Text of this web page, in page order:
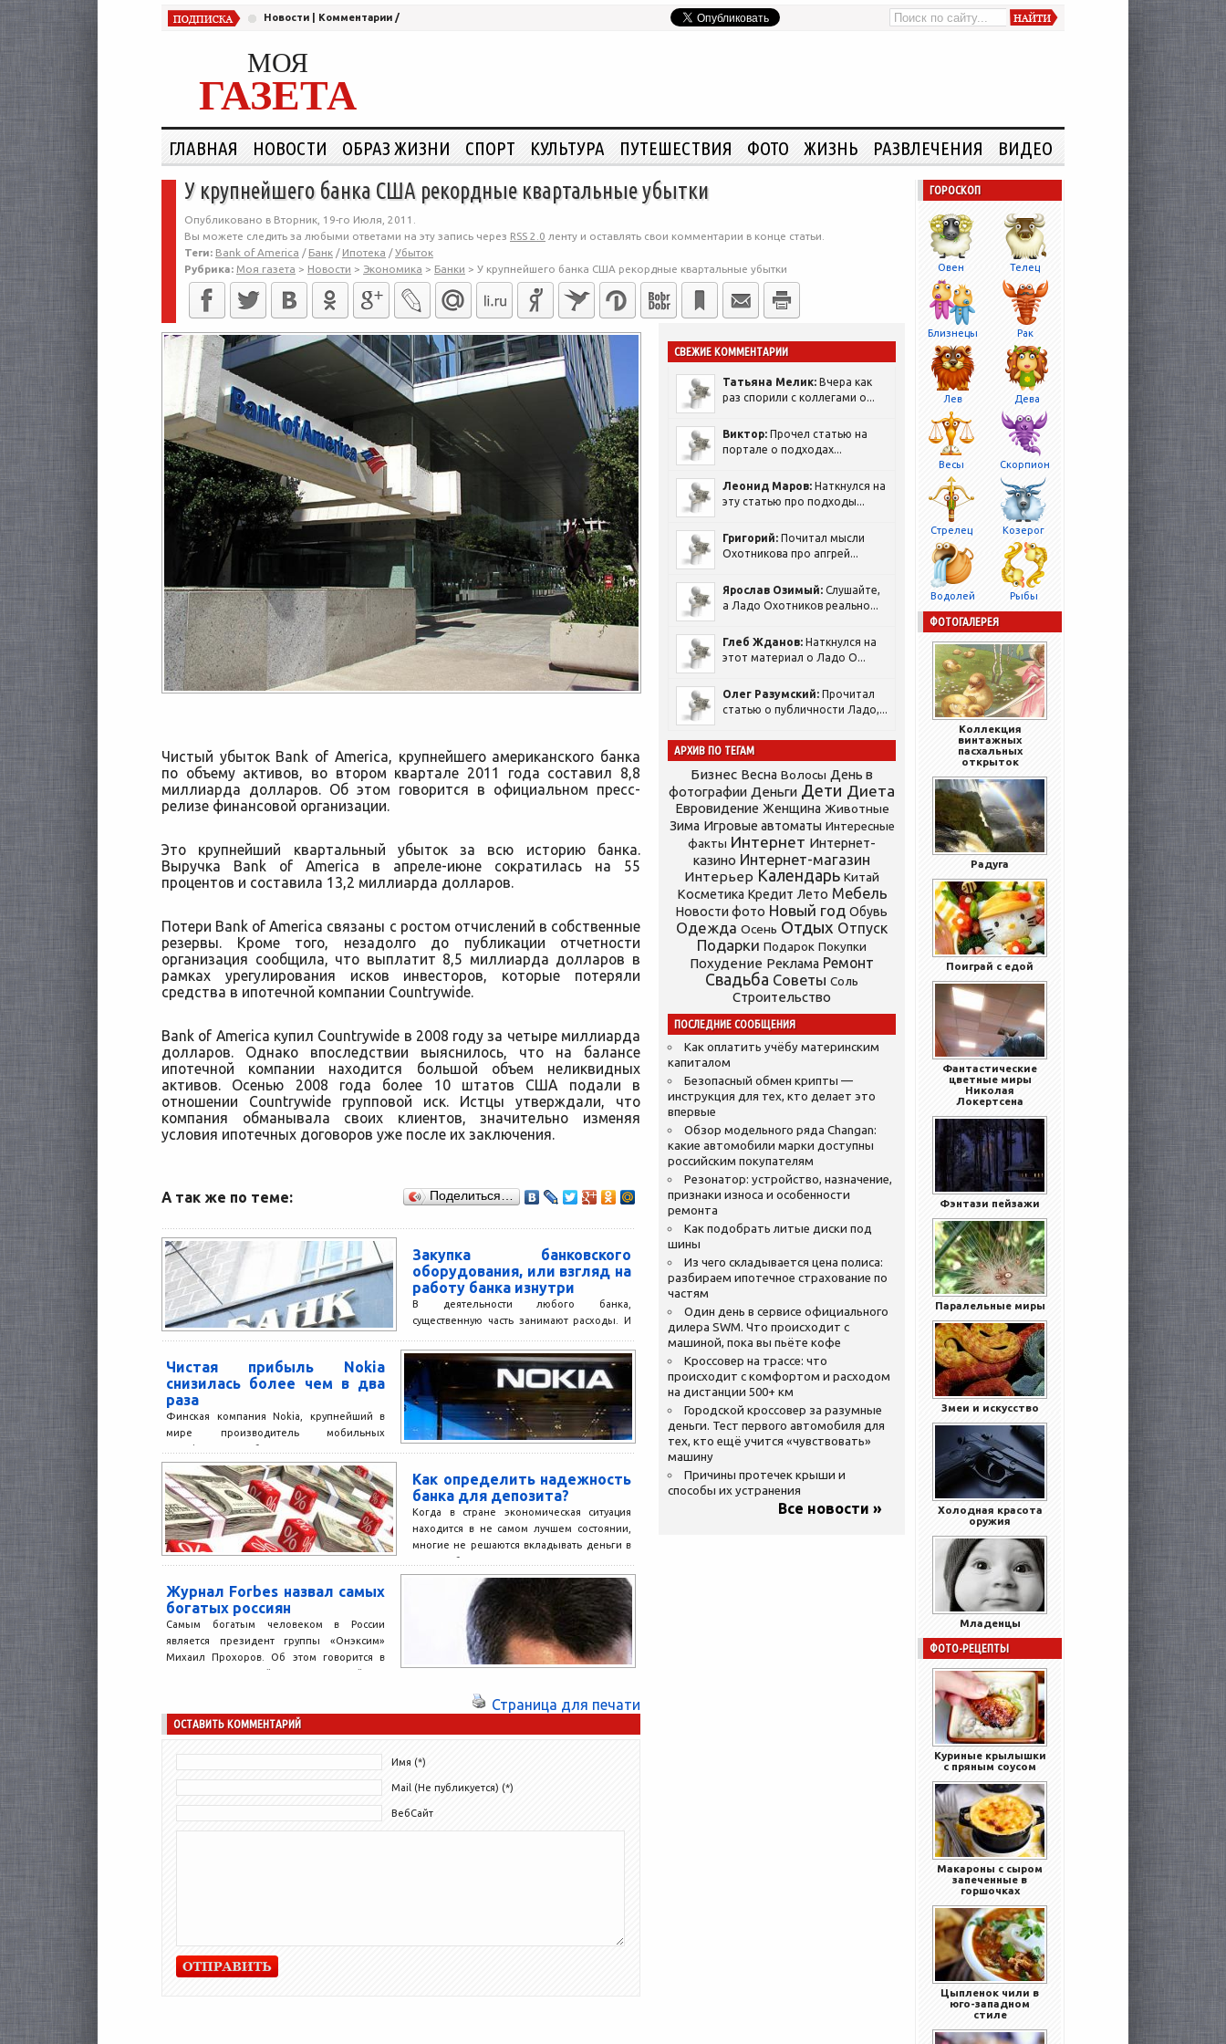
Новости Комментарии /
МОЯ
ГАЗЕТА
ГЛАВНАЯ НОВОСТИ ОБРАЗ ЖИЗНИ СПОРТ КУЛЬТУРА ПУТЕШЕСТВИЯ ФОТО ЖИЗНЬ РАЗВЛЕЧЕНИЯ ВИДЕО
У крупнейшего банка США рекордные квартальные убытки
Опубликовано в Вторник, 19-го Июля, 2011.
Вы можете следить за любыми ответами на эту запись через RSS 2.0 ленту и оставлять свои комментарии в конце статьи.
Теги: Bank of America / Банк / Ипотека /Убыток
Рубрика: Моя газета > Новости > Экономика > Банки > У крупнейшего банка США рекордные квартальные убытки
Чистый убыток Bank of America, крупнейшего американского банка
по объему активов, во втором квартале 2011 года составил 8,8
миллиарда долларов. Об этом говорится в официальном пресс-
релизе финансовой организации.
Это крупнейший квартальный убыток за всю историю банка.
Выручка Bank of America в апреле-июне сократилась на 55
процентов и составила 13,2 миллиарда долларов.
Потери Bank of America связаны с ростом отчислений в собственные
резервы. Кроме того, незадолго до публикации отчетности
организация сообщила, что выплатит 8,5 миллиарда долларов в
рамках урегулирования исков инвесторов, которые потеряли
средства в ипотечной компании Countrywide.
Bank of America купил Countrywide в 2008 году за четыре миллиарда
долларов. Однако впоследствии выяснилось, что на балансе
ипотечной компании находится большой объем неликвидных
активов. Осенью 2008 года более 10 штатов США подали в
отношении Countrywide групповой иск. Истцы утверждали, что
компания обманывала своих клиентов, значительно изменяя
условия ипотечных договоров уже после их заключения.
А так же по теме: Поделиться…
Закупка банковского
оборудования, или взгляд на
работу банка изнутри
В деятельности любого банка,
существенную часть занимают расходы. И
офисную мебель, которые...
Чистая прибыль Nokia
снизилась более чем в два
раза
Финская компания Nokia, крупнейший в
мире производитель мобильных
телефонов, сообщила о 60-процентом
снижении чистой прибыли в 4 квартале
2008 года....
Как определить надежность
банка для депозита?
Когда в стране экономическая ситуация
находится в не самом лучшем состоянии,
многие не решаются вкладывать деньги в
ценные бумаги и...
Журнал Forbes назвал самых
богатых россиян
Самым богатым человеком в России
является президент группы «Онэксим»
Михаил Прохоров. Об этом говорится в
ежегодном рейтинге российских
Страница для печати
ОСТАВИТЬ КОММЕНТАРИЙ
Имя (*)
Mail (Не публикуется) (*)
ВебСайт
СВЕЖИЕ КОММЕНТАРИИ
Татьяна Мелик: Вчера как
раз спорили с коллегами о...
Виктор: Прочел статью на
портале о подходах...
Леонид Маров: Наткнулся на
эту статью про подходы...
Григорий: Почитал мысли
Охотникова про апгрей...
Ярослав Озимый: Слушайте,
а Ладо Охотников реально...
Глеб Жданов: Наткнулся на
этот материал о Ладо О...
Олег Разумский: Прочитал
статью о публичности Ладо,...
АРХИВ ПО ТЕГАМ
Бизнес Весна Волосы День в
фотографии Деньги Дети Диета
Евровидение Женщина Животные
Зима Игровые автоматы Интересные
факты Интернет Интернет-
казино Интернет-магазин
Интерьер Календарь Китай
Косметика Кредит Лето Мебель
Новости фото Новый год Обувь
Одежда Осень Отдых Отпуск
Подарки Подарок Покупки
Похудение Реклама Ремонт
Свадьба Советы Соль
Строительство
ПОСЛЕДНИЕ СООБЩЕНИЯ
Как оплатить учёбу материнским
капиталом
Безопасный обмен крипты —
инструкция для тех, кто делает это
впервые
Обзор модельного ряда Changan:
какие автомобили марки доступны
российским покупателям
Резонатор: устройство, назначение,
признаки износа и особенности
ремонта
Как подобрать литые диски под
шины
Из чего складывается цена полиса:
разбираем ипотечное страхование по
частям
Один день в сервисе официального
дилера SWM. Что происходит с
машиной, пока вы пьёте кофе
Кроссовер на трассе: что
происходит с комфортом и расходом
на дистанции 500+ км
Городской кроссовер за разумные
деньги. Тест первого автомобиля для
тех, кто ещё учится «чувствовать»
машину
Причины протечек крыши и
способы их устранения
Все новости »
ГОРОСКОП
Овен Телец
Близнецы Рак
Лев Дева
Весы Скорпион
Стрелец Козерог
Водолей Рыбы
ФОТОГАЛЕРЕЯ
Коллекция
винтажных
пасхальных
открыток
Радуга
Поиграй с едой
Фантастические
цветные миры
Николая
Локертсена
Фэнтази пейзажи
Паралельные миры
Змеи и искусство
Холодная красота
оружия
Младенцы
ФОТО-РЕЦЕПТЫ
Куриные крылышки
с пряным соусом
Макароны с сыром
запеченные в
горшочках
Цыпленок чили в
юго-западном
стиле